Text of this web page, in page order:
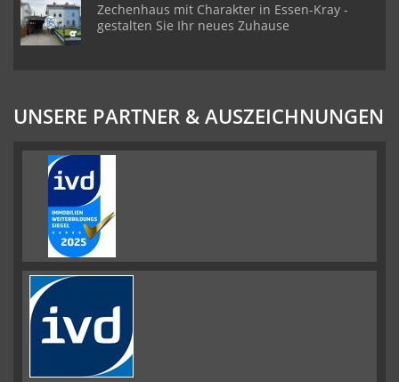
Zechenhaus mit Charakter in Essen-Kray -
gestalten Sie Ihr neues Zuhause
UNSERE PARTNER & AUSZEICHNUNGEN